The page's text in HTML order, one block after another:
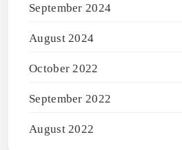
September 2024
August 2024
October 2022
September 2022
August 2022